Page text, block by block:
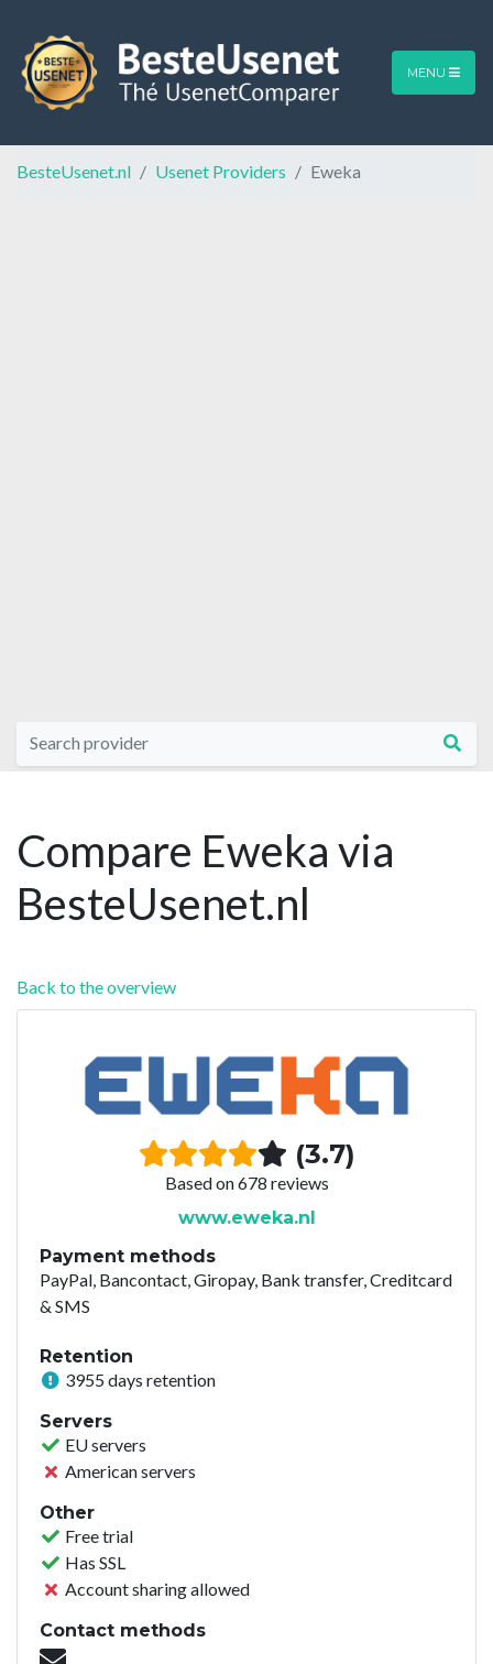
MENU
BesteUsenet.nl Usenet Providers Eweka
Compare Eweka via
BesteUsenet.nl
Back to the overview
(3.7)
Based on 678 reviews
www.eweka.nl
Payment methods
PayPal, Bancontact, Giropay, Bank transfer, Creditcard
& SMS
Retention
3955 days retention
Servers
EU servers
American servers
Other
Free trial
Has SSL
Account sharing allowed
Contact methods